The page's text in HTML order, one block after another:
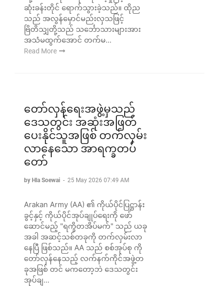
ဆုံးခန်းတိုင် ရောက်သွားခဲ့သည်။ ထိုည
သည် အလွန်မှောင်မည်းလှသဖြင့်
ဗြိတိသျှတို့သည် သင်္ဘောသားများအား
အသံမထွက်အောင် တက်မ...
Read More
တော်လှန်ရေးအဖွဲ့မှသည်
ဒေသတွင်း အဆုံးအဖြတ်
ပေးနိုင်သူအဖြစ် တက်လှမ်း
လာနေသော အာရက္ခတပ်
တော်
by Hla Soewai - 25 May 2026 07:49 AM
Arakan Army (AA) ၏ ကိုယ်ပိုင်ပြဋ္ဌာန်း
ခွင့်နှင့် ကိုယ်ပိုင်အုပ်ချုပ်ရေးကို ဖော်
ဆောင်မည့် "ရက္ခိတအိပ်မက်" သည် ယခု
အခါ အဆင့်သစ်တခုကို တက်လှမ်းလာ
နေပြီ ဖြစ်သည်။ AA သည် စစ်အုပ်စု ကို
တော်လှန်နေသည့် လက်နက်ကိုင်အဖွဲ့တ
ခုအဖြစ် တင် မကတော့ဘဲ ဒေသတွင်း
အုပ်ချ...